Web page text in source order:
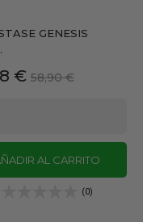
GENESIS
€ Precio
58,90 €
AL CARRITO
(0)